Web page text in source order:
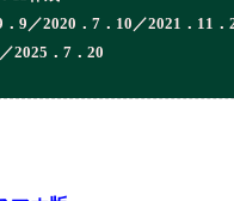
9／2020．7．10／2021．11
2025．7．20